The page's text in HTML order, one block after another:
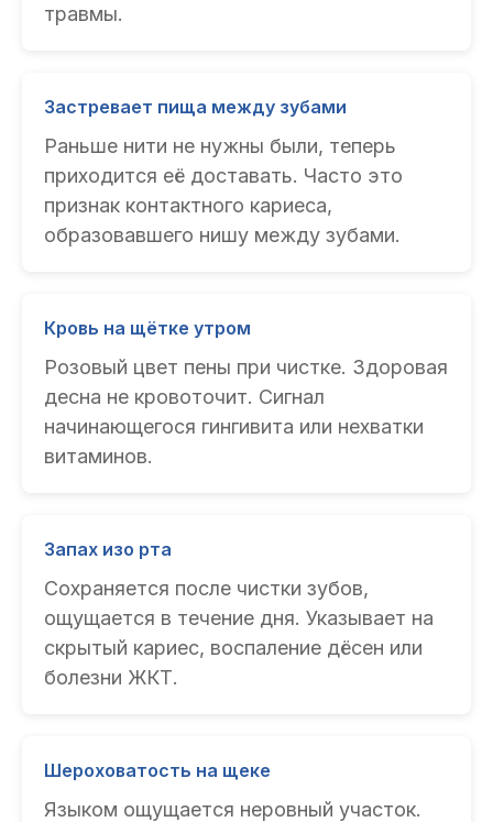
травмы.
Застревает пища между зубами
Раньше нити не нужны были, теперь
приходится её доставать. Часто это
признак контактного кариеса,
образовавшего нишу между зубами.
Кровь на щётке утром
Розовый цвет пены при чистке. Здоровая
десна не кровоточит. Сигнал
начинающегося гингивита или нехватки
витаминов.
Запах изо рта
Сохраняется после чистки зубов,
ощущается в течение дня. Указывает на
скрытый кариес, воспаление дёсен или
болезни ЖКТ.
Шероховатость на щеке
Языком ощущается неровный участок.